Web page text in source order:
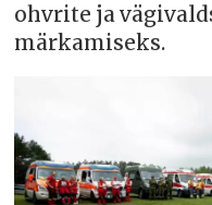
ohvrite ja
märkamiseks.